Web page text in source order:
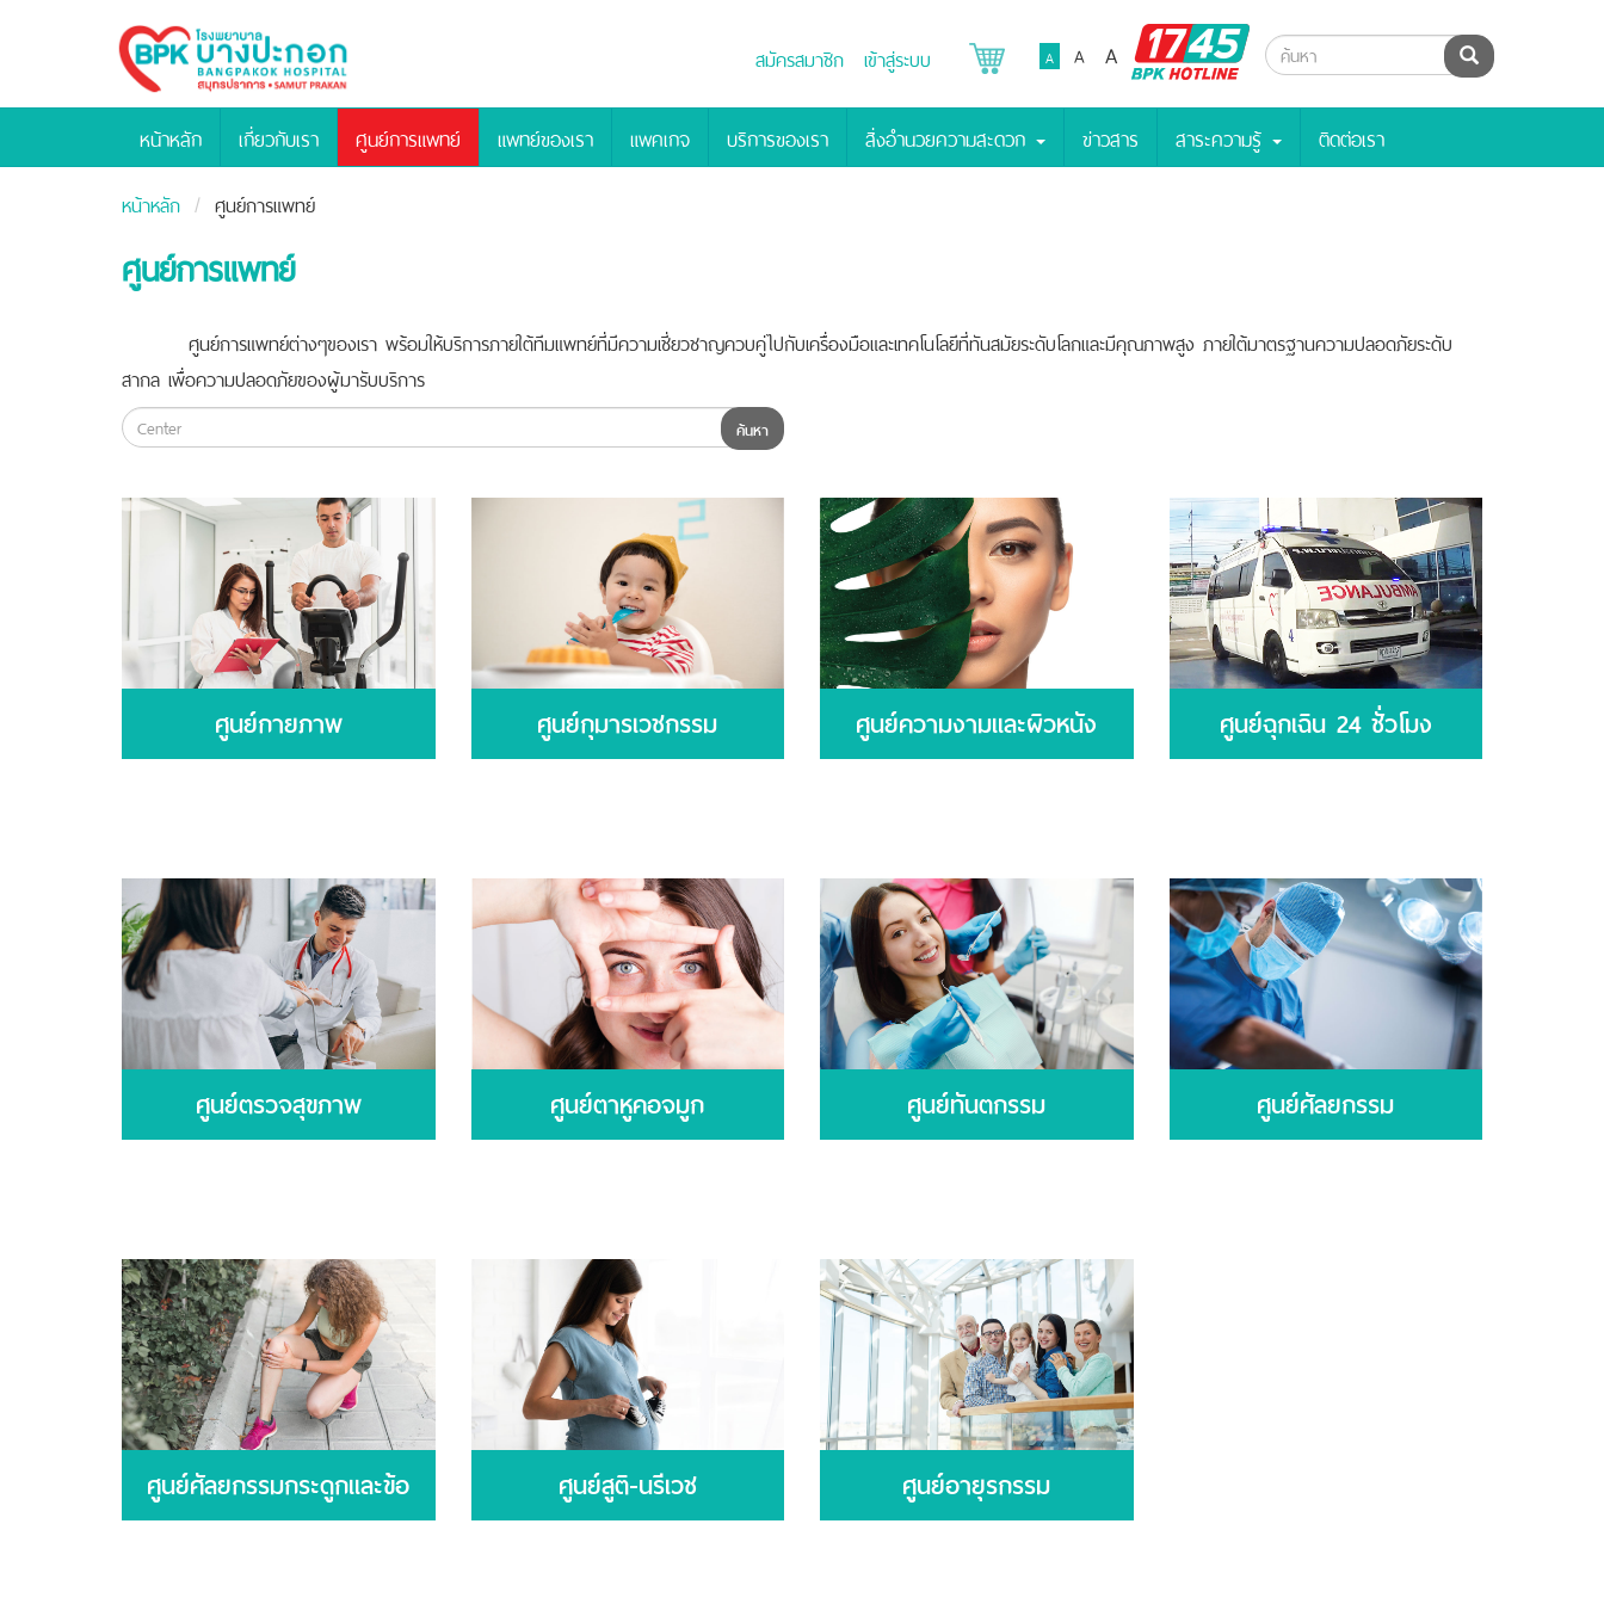
Bangpakok
Hospital
สมัครสมาชิก เข้าสู่ระบบ A A A
BPK
Hotline
ค้นหา
หน้าหลัก เกี่ยวกับเรา ศูนย์การแพทย์ แพทย์ของเรา แพคเกจ บริการของเรา สิ่งอำนวยความสะดวก ข่าวสาร สาระความรู้ ติดต่อเรา
หน้าหลัก ศูนย์การแพทย์
ศูนย์การแพทย์
ศูนย์การแพทย์ต่างๆของเรา พร้อมให้บริการภายใต้ทีมแพทย์ที่มีความเชี่ยวชาญควบคู่ไปกับเครื่องมือและเทคโนโลยีที่ทันสมัยระดับโลกและมีคุณภาพสูง ภายใต้มาตรฐานความปลอดภัยระดับ
สากล เพื่อความปลอดภัยของผู้มารับบริการ
ค้นหา
ศูนย์กายภาพ ศูนย์กุมารเวชกรรม ศูนย์ความงามและผิวหนัง ศูนย์ฉุกเฉิน 24 ชั่วโมง
ศูนย์ตรวจสุขภาพ ศูนย์ตาหูคอจมูก ศูนย์ทันตกรรม ศูนย์ศัลยกรรม
ศูนย์ศัลยกรรมกระดูกและข้อ ศูนย์สูติ-นรีเวช ศูนย์อายุรกรรม